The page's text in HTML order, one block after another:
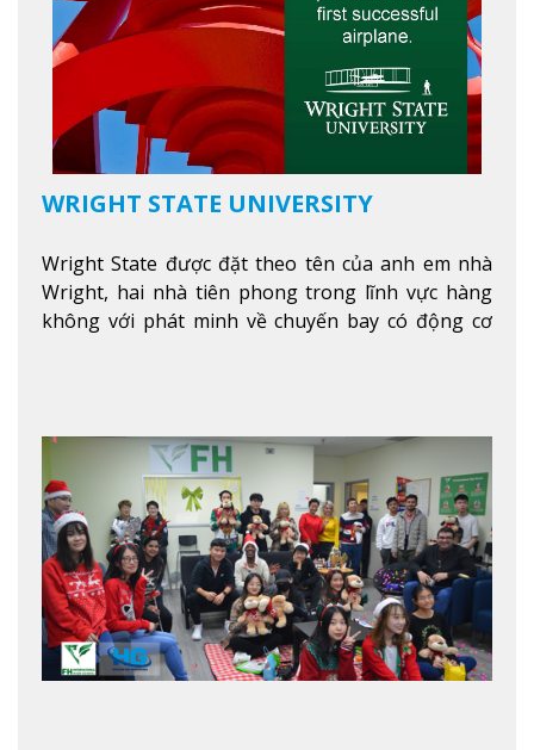
WRIGHT STATE UNIVERSITY
Wright State được đặt theo tên của anh em nhà
Wright, hai nhà tiên phong trong lĩnh vực hàng
không với phát minh về chuyến bay có động cơ